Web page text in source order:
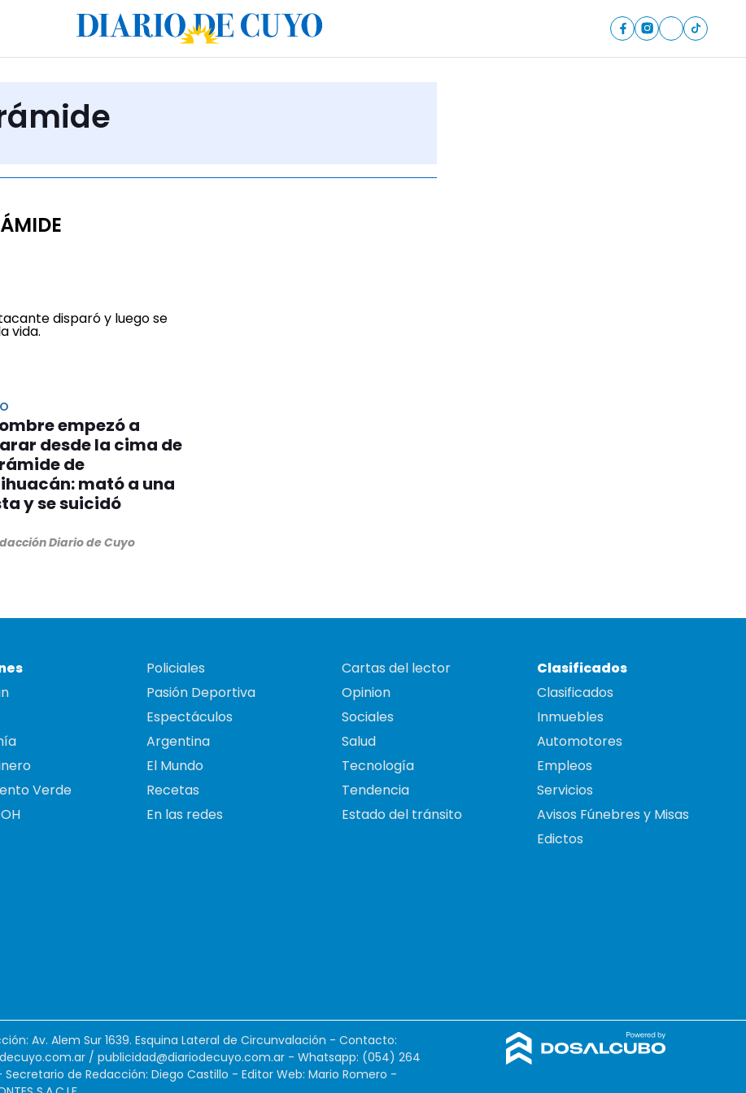
empezó a
desde la cima de
de
mató a una
y se suicidó
Diario de Cuyo
Verde
Policiales
Pasión Deportiva
Espectáculos
Argentina
El Mundo
Recetas
En las redes
Cartas del lector
Opinion
Sociales
Salud
Tecnología
Tendencia
Estado del tránsito
Clasificados
Clasificados
Inmuebles
Automotores
Empleos
Servicios
Avisos Fúnebres y Misas
Edictos
Av. Alem Sur 1639. Esquina Lateral de Circunvalación - Contacto:
/ publicidad@diariodecuyo.com.ar - Whatsapp: (054) 264
de Redacción: Diego Castillo - Editor Web: Mario Romero -